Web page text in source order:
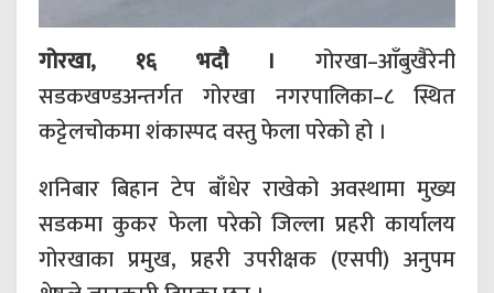
गोरखा, १६ भदौ । गोरखा–आँबुखैरेनी
सडकखण्डअन्तर्गत गोरखा नगरपालिका–८ स्थित
कट्टेलचोकमा शंकास्पद वस्तु फेला परेको हो ।
शनिबार बिहान टेप बाँधेर राखेको अवस्थामा मुख्य
सडकमा कुकर फेला परेको जिल्ला प्रहरी कार्यालय
गोरखाका प्रमुख, प्रहरी उपरीक्षक (एसपी) अनुपम